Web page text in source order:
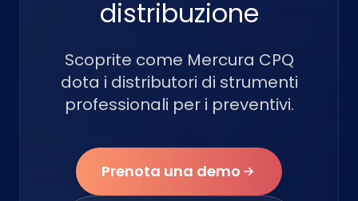
distribuzione
Scoprite come Mercura CPQ
dota i distributori di strumenti
professionali per i preventivi.
Prenota una demo